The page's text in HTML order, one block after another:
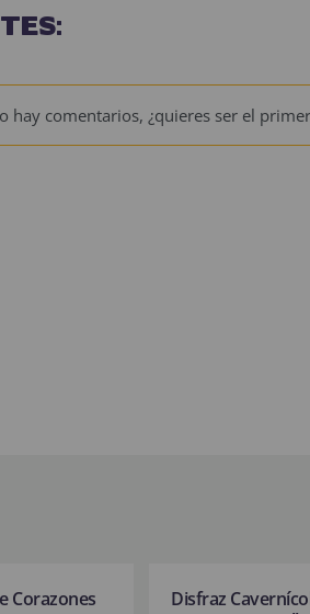
hay comentarios, ¿quieres ser el
Corazones
Disfraz